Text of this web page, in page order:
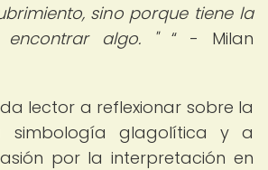
sino porque tiene la
encontrar algo. "
- Milan
lector a reflexionar sobre la
simbología glagolítica y a
por la interpretación en